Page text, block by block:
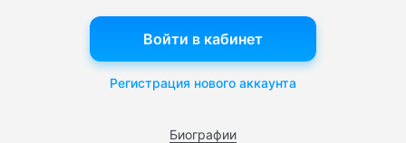
Биографии
Войти в кабинет
Регистрация нового аккаунта